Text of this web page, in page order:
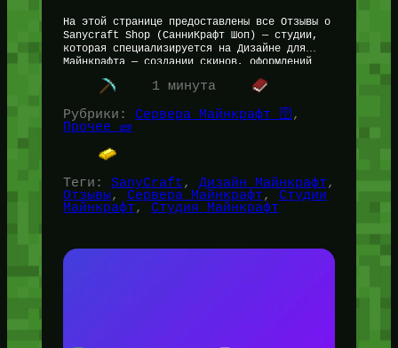
На этой странице предоставлены все Отзывы о
Sanycraft Shop (СанниКрафт Шоп) — студии,
которая специализируется на Дизайне для
Майнкрафта — создании скинов, оформлений
для каналов и Minecraft серверов. »
✅Более…
1 минута
Рубрики: Сервера Майнкрафт 🛜
Прочее 🧱
Теги: SanyCraft, Дизайн Майнкрафт
Отзывы, Сервера Майнкрафт, Студии
Майнкрафт, Студия Майнкрафт